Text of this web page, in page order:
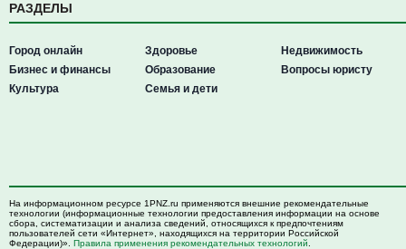
РАЗДЕЛЫ
Город онлайн
Бизнес и финансы
Культура
Здоровье
Образование
Семья и дети
Недвижимость
Вопросы юристу
На информационном ресурсе 1PNZ.ru применяются внешние рекомендательные
технологии (информационные технологии предоставления информации на основе
сбора, систематизации и анализа сведений, относящихся к предпочтениям
пользователей сети «Интернет», находящихся на территории Российской
Федерации)». Правила применения рекомендательных технологий